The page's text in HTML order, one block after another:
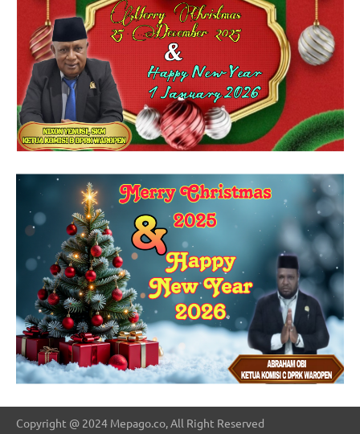
Copyright @ 2024 Mepago.co, All Right Reserved